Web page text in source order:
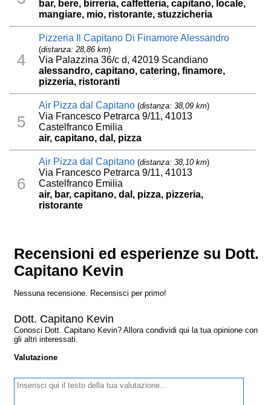
bar, bere, birreria, caffetteria, capitano, locale,
mangiare, mio, ristorante, stuzzicheria
4
Pizzeria Il Capitano Di Finamore Alessandro
(distanza: 28,86 km)
Via Palazzina 36/c d, 42019 Scandiano
alessandro, capitano, catering, finamore,
pizzeria, ristoranti
5
Air Pizza dal Capitano (distanza: 38,09 km)
Via Francesco Petrarca 9/11, 41013
Castelfranco Emilia
air, capitano, dal, pizza
6
Air Pizza dal Capitano (distanza: 38,10 km)
Via Francesco Petrarca 9/11, 41013
Castelfranco Emilia
air, bar, capitano, dal, pizza, pizzeria,
ristorante
Recensioni ed esperienze su Dott.
Capitano Kevin
Nessuna recensione. Recensisci per primo!
Dott. Capitano Kevin
Conosci Dott. Capitano Kevin? Allora condividi qui la tua opinione con
gli altri interessati.
Valutazione